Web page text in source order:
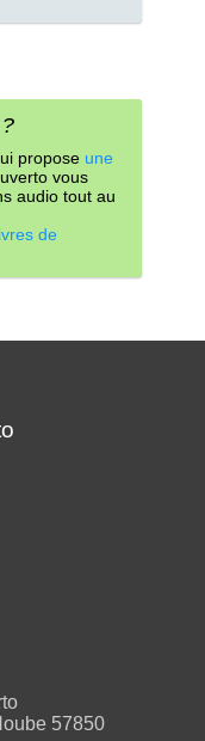
propose une
vous
audio tout au
de
57850